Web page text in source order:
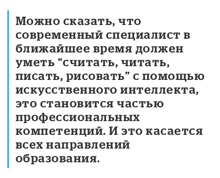
Можно сказать, что
современный специалист в
ближайшее время должен
уметь “считать, читать,
писать, рисовать” с помощью
искусственного интеллекта,
это становится частью
профессиональных
компетенций. И это касается
всех направлений
образования.